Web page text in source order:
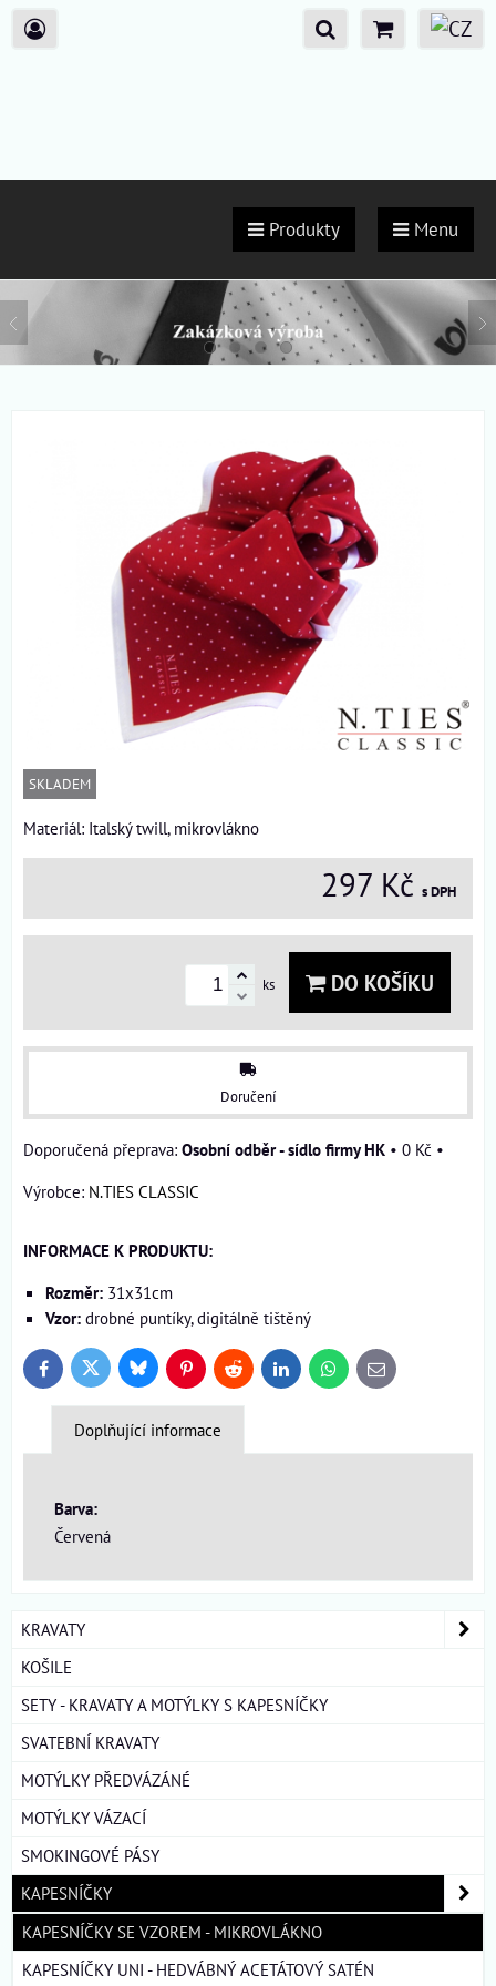
Produkty Menu
SKLADEM
Materiál: Italský twill, mikrovlákno
297 Kč s DPH
ks DO KOŠÍKU
Doručení
Osobní odběr - sídlo firmy HK • 0 Kč •
Výrobce: N.TIES CLASSIC
INFORMACE K PRODUKTU:
Rozměr: 31x31cm
Vzor: drobné puntíky, digitálně tištěný
FacebookTwitter BlueskyPinterestReddit LinkedInWhatsApp
E-
mail
Doplňující informace
Barva:
Červená
KRAVATY
KOŠILE
SETY - KRAVATY A MOTÝLKY S KAPESNÍČKY
SVATEBNÍ KRAVATY
MOTÝLKY PŘEDVÁZÁNÉ
MOTÝLKY VÁZACÍ
SMOKINGOVÉ PÁSY
KAPESNÍČKY
KAPESNÍČKY SE VZOREM - MIKROVLÁKNO
KAPESNÍČKY UNI - HEDVÁBNÝ ACETÁTOVÝ SATÉN